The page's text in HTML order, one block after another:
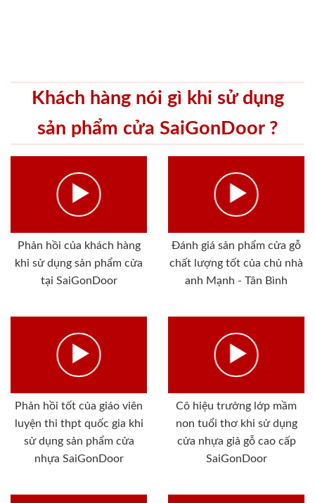
Khách hàng nói gì khi sử dụng
sản phẩm cửa SaiGonDoor ?
Phản hồi của khách hàng
khi sử dụng sản phẩm cửa
tại SaiGonDoor
Đánh giá sản phẩm cửa gỗ
chất lượng tốt của chủ nhà
anh Mạnh - Tân Bình
Phản hồi tốt của giáo viên
luyện thi thpt quốc gia khi
sử dụng sản phẩm cửa
nhựa SaiGonDoor
Cô hiệu trưởng lớp mầm
non tuổi thơ khi sử dụng
cửa nhựa giả gỗ cao cấp
SaiGonDoor